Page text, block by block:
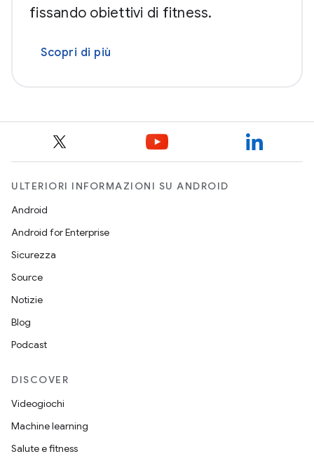
fissando obiettivi di fitness.
Scopri di più
ULTERIORI INFORMAZIONI SU ANDROID
Android
Android for Enterprise
Sicurezza
Source
Notizie
Blog
Podcast
DISCOVER
Videogiochi
Machine learning
Salute e fitness